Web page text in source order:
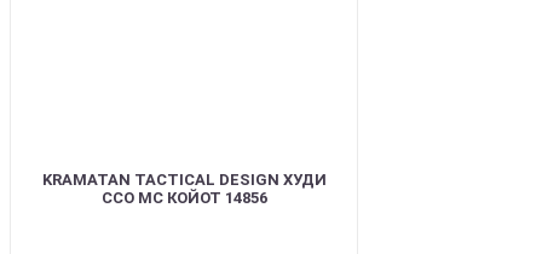
KRAMATAN TACTICAL DESIGN ХУДИ
ССО МС КОЙОТ 14856